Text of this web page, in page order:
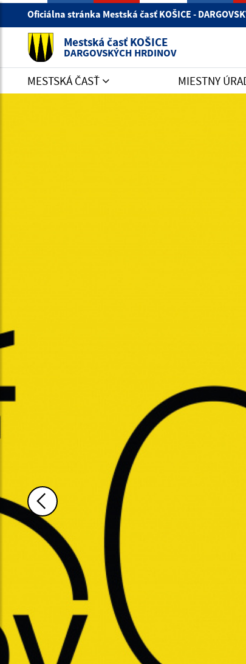
Oficiálna stránka Mestská časť KOŠICE -
Mestská časť KOŠICE
DARGOVSKÝCH HRDINOV
MESTSKÁ ČASŤ MIESTNY